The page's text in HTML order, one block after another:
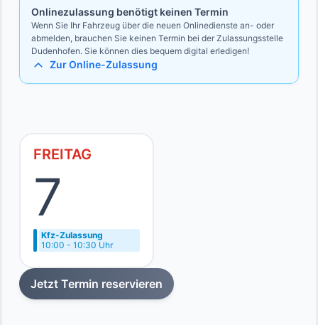
Onlinezulassung benötigt keinen Termin
Wenn Sie Ihr Fahrzeug über die neuen Onlinedienste an- oder
abmelden, brauchen Sie keinen Termin bei der Zulassungsstelle
Dudenhofen. Sie können dies bequem digital erledigen!
Zur Online-Zulassung
FREITAG
7
Kfz-Zulassung
10:00 - 10:30 Uhr
Jetzt Termin reservieren